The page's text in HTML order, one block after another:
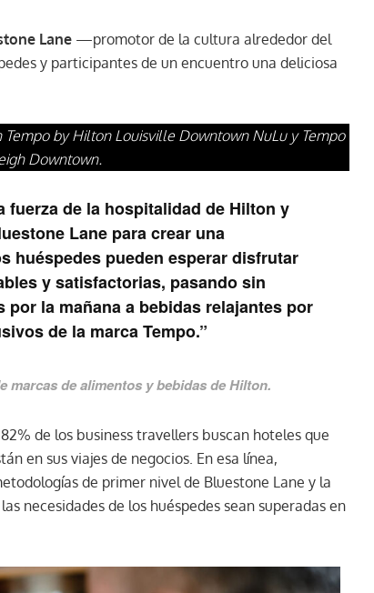
Lane —promotor de la cultura alrededor del
y participantes de un encuentro una deliciosa
by Hilton Louisville Downtown NuLu y Tempo
Downtown.
fuerza de la hospitalidad de Hilton y
Lane para crear una
huéspedes pueden esperar disfrutar
y satisfactorias, pasando sin
la mañana a bebidas relajantes por
de la marca Tempo.”
marcas de alimentos y bebidas de Hilton.
de los business travellers buscan hoteles que
en sus viajes de negocios. En esa línea,
de primer nivel de Bluestone Lane y la
necesidades de los huéspedes sean superadas en